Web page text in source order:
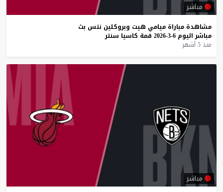
مباشر
مشاهدة مباراة ميامي هيت وبروكلين نتس بث
مباشر اليوم 6-3-2026 قمة كاسيا سنتر
منذ 5 أشهر
مباشر